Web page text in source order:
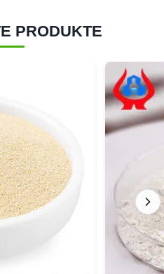
PRODUKTE